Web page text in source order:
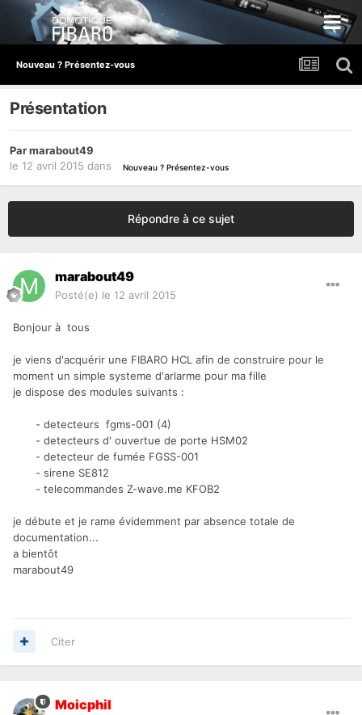
Nouveau ? Présentez-vous
Présentation
Parmarabout49
le 12 avril 2015 dans Nouveau ? Présentez-vous
Répondre à ce sujet
marabout49
Posté(e) le 12 avril 2015
Bonjour à tous
je viens d'acquérir une FIBARO HCL afin de construire pour le
moment un simple systeme d'arlarme pour ma fille
je dispose des modules suivants :
- detecteurs fgms-001 (4)
- detecteurs d' ouvertue de porte HSM02
- detecteur de fumée FGSS-001
- sirene SE812
- telecommandes Z-wave.me KFOB2
je débute et je rame évidemment par absence totale de
documentation...
a bientôt
marabout49
Citer
Moicphil